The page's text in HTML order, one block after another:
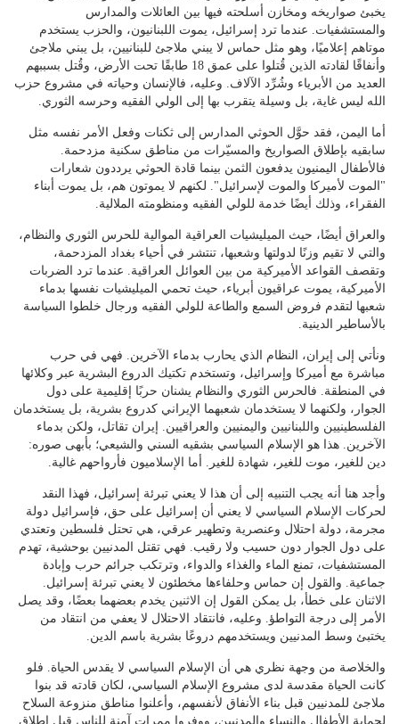
يخبئ صواريخه ومخازن أسلحته فيها بين العائلات والمدارس
والمستشفيات. عندما ترد إسرائيل، يموت اللبنانيون، والحزب يستخدم
موتاهم إعلاميًا، وهو مثل حماس لا يبني ملاجئ للبنانيين، بل يبني ملاجئ
وأنفاقًا لقادته الذين قُتلوا على عمق 18 طابقًا تحت الأرض، وقُتل بسببهم
العديد من الأبرياء وشُرِّد الآلاف. وعليه، فالإنسان وحياته في مشروع حزب
الله ليس غاية، بل وسيلة يتقرب بها إلى الولي الفقيه وحرسه الثوري.
أما اليمن، فقد حوَّل الحوثي المدارس إلى ثكنات وفعل الأمر نفسه مثل
سابقيه بإطلاق الصواريخ والمسيّرات من مناطق سكنية مزدحمة.
فالأطفال اليمنيون يدفعون الثمن بينما قادة الحوثي يرددون شعارات
"الموت لأميركا والموت لإسرائيل". لكنهم لا يموتون هم، بل يموت أبناء
الفقراء، وذلك أيضًا خدمة للولي الفقيه ومنظومته الملالية.
والعراق أيضًا، حيث الميليشيات العراقية الموالية للحرس الثوري والنظام،
والتي لا تقيم وزنًا لدولتها وشعبها، تنتشر في أحياء بغداد المزدحمة،
وتقصف القواعد الأميركية من بين العوائل العراقية. عندما ترد الضربات
الأميركية، يموت عراقيون أبرياء، حيث تحمي الميليشيات نفسها بدماء
شعبها لتقدم فروض السمع والطاعة للولي الفقيه ورجال خلطوا السياسة
بالأساطير الدينية.
ونأتي إلى إيران، النظام الذي يحارب بدماء الآخرين. فهي في حرب
مباشرة مع أميركا وإسرائيل، وتستخدم تكتيك الدروع البشرية عبر وكلائها
في المنطقة. فالحرس الثوري والنظام يشنان حربًا إقليمية على دول
الجوار، ولكنهما لا يستخدمان شعبهما الإيراني كدروع بشرية، بل يستخدمان
الفلسطينيين واللبنانيين واليمنيين والعراقيين. إيران تقاتل، ولكن بدماء
الآخرين. هذا هو الإسلام السياسي بشقيه السني والشيعي؛ بأبهى صوره:
دين للغير، موت للغير، شهادة للغير. أما الإسلاميون فأرواحهم غالية.
وأجد هنا أنه يجب التنبيه إلى أن هذا لا يعني تبرئة إسرائيل، فهذا النقد
لحركات الإسلام السياسي لا يعني أن إسرائيل على حق، فإسرائيل دولة
مجرمة، دولة احتلال وعنصرية وتطهير عرقي، هي تحتل فلسطين وتعتدي
على دول الجوار دون حسيب ولا رقيب. فهي تقتل المدنيين بوحشية، تهدم
المستشفيات، تمنع الماء والغذاء والدواء، وترتكب جرائم حرب وإبادة
جماعية. والقول إن حماس وحلفاءها مخطئون لا يعني تبرئة إسرائيل.
الاثنان على خطأ، بل يمكن القول إن الاثنين يخدم بعضهما بعضًا، وقد يصل
الأمر إلى درجة التواطؤ. وعليه، فانتقاد الاحتلال لا يعفي من انتقاد من
يختبئ وسط المدنيين ويستخدمهم دروعًا بشرية باسم الدين.
والخلاصة من وجهة نظري هي أن الإسلام السياسي لا يقدس الحياة. فلو
كانت الحياة مقدسة لدى مشروع الإسلام السياسي، لكان قادته قد بنوا
ملاجئ للمدنيين قبل بناء الأنفاق لأنفسهم، وأعلنوا مناطق منزوعة السلاح
لحماية الأطفال والنساء والمدنيين، ووفروا ممرات آمنة للناس قبل إطلاق